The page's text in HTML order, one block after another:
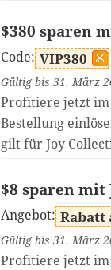
$380 sparen
Code: VIP380
Gültig bis 31. März
Profitiere jetzt im
Bestellung
gilt für Joy
$8 sparen mit
Angebot: Rabatt
Gültig bis 31. März
Profitiere jetzt im